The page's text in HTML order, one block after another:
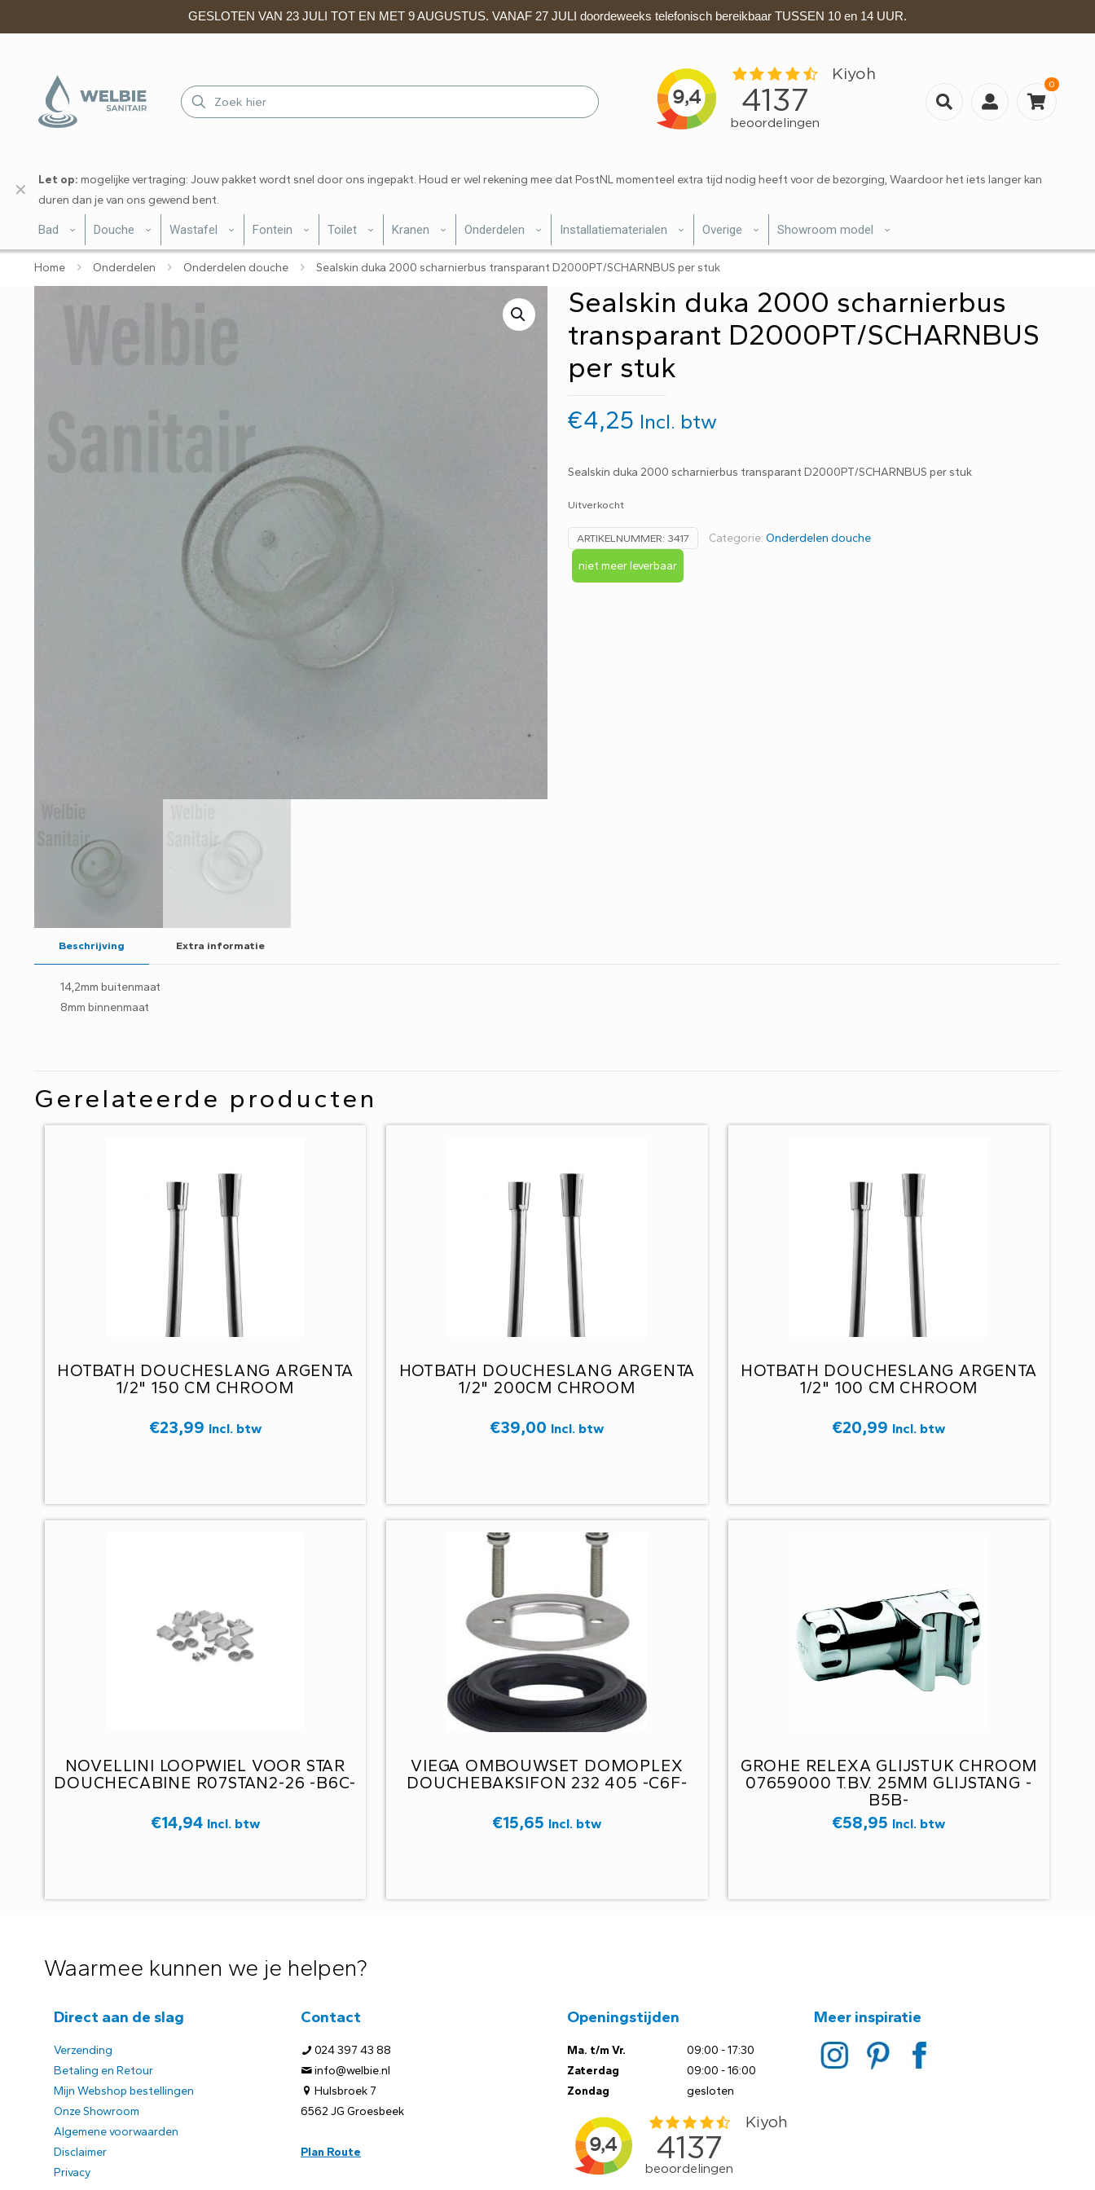
GESLOTEN VAN 23 JULI TOT EN MET 9 AUGUSTUS. VANAF 27 JULI doordeweeks telefonisch bereikbaar TUSSEN 10 en 14 UUR.
0
Let op: mogelijke vertraging: Jouw pakket wordt snel door ons ingepakt. Houd er wel rekening mee dat PostNL momenteel extra tijd nodig heeft voor de bezorging, Waardoor het iets langer kan
duren dan je van ons gewend bent.
✕
Bad Douche Wastafel Fontein Toilet Kranen Onderdelen Installatiematerialen Overige Showroom model
Home Onderdelen Onderdelen douche Sealskin duka 2000 scharnierbus transparant D2000PT/SCHARNBUS per stuk
Sealskin duka 2000 scharnierbus
transparant D2000PT/SCHARNBUS
per stuk
€4,25 Incl. btw
Sealskin duka 2000 scharnierbus transparant D2000PT/SCHARNBUS per stuk
Uitverkocht
ARTIKELNUMMER: 3417 Categorie:Onderdelen douche
niet meer leverbaar
Beschrijving Extra informatie
14,2mm buitenmaat
8mm binnenmaat
Gerelateerde producten
HOTBATH DOUCHESLANG ARGENTA
1/2" 150 CM CHROOM
€23,99 Incl. btw
HOTBATH DOUCHESLANG ARGENTA
1/2" 200CM CHROOM
€39,00 Incl. btw
HOTBATH DOUCHESLANG ARGENTA
1/2" 100 CM CHROOM
€20,99 Incl. btw
NOVELLINI LOOPWIEL VOOR STAR
DOUCHECABINE R07STAN2-26 -B6C-
€14,94 Incl. btw
VIEGA OMBOUWSET DOMOPLEX
DOUCHEBAKSIFON 232 405 -C6F-
€15,65 Incl. btw
GROHE RELEXA GLIJSTUK CHROOM
07659000 T.B.V. 25MM GLIJSTANG -
B5B-
€58,95 Incl. btw
Waarmee kunnen we je helpen?
Direct aan de slag
Verzending
Betaling en Retour
Mijn Webshop bestellingen
Onze Showroom
Algemene voorwaarden
Disclaimer
Privacy
Contact
024 397 43 88
info@welbie.nl
Hulsbroek 7
6562 JG Groesbeek
Plan Route
Openingstijden
Ma. t/m Vr.
Zaterdag
Zondag
09:00 - 17:30
09:00 - 16:00
gesloten
Meer inspiratie